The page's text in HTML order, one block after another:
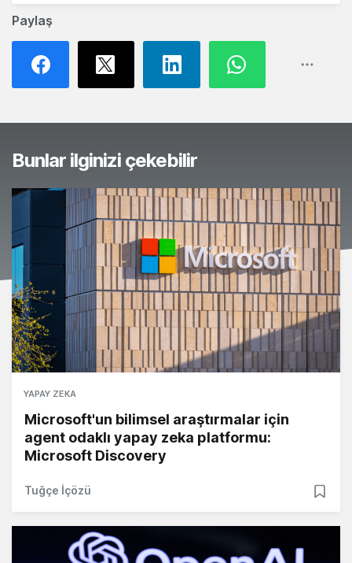
Paylaş
Bunlar ilginizi çekebilir
YAPAY ZEKA
Microsoft'un bilimsel araştırmalar için
agent odaklı yapay zeka platformu:
Microsoft Discovery
Tuğçe İçözü